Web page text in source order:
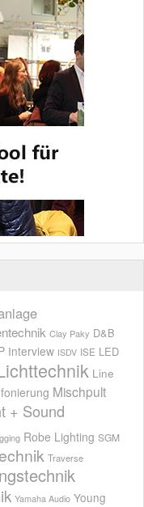
Clay Paky D&B
Interview ISDV ISE LED
Line
Mischpult
+ Sound
Robe Lighting SGM
Traverse
Yamaha Audio Young